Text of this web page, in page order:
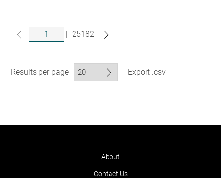
| 25182
Results per page Export .csv
About
Contact Us